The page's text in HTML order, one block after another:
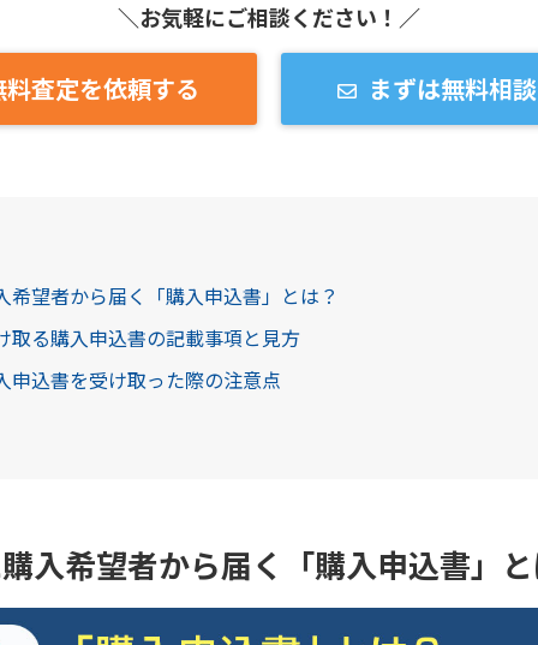
＼お気軽にご相談ください！／
料査定を依頼する まずは無料相
希望者から届く「購入申込書」とは？
取る購入申込書の記載事項と見方
申込書を受け取った際の注意点
入希望者から届く「購入申込書」